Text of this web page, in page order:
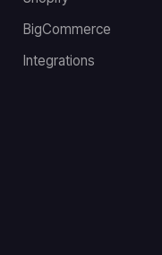
BigCommerce
Integrations